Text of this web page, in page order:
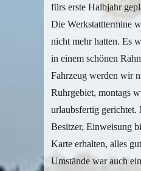
fürs erste Halbjahr
Die Werkstatttermine
nicht mehr hatten. Es
in einem schönen
Fahrzeug werden wir
Ruhrgebiet, montags
urlaubsfertig gerichtet.
Besitzer, Einweisung
Karte erhalten, alles
Umstände war auch